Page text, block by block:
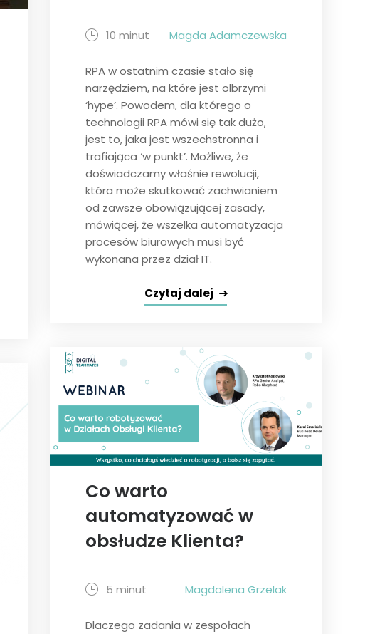
10 minut Magda Adamczewska
RPA w ostatnim czasie stało się
narzędziem, na które jest olbrzymi
‘hype’. Powodem, dla którego o
technologii RPA mówi się tak dużo,
jest to, jaka jest wszechstronna i
trafiająca ‘w punkt’. Możliwe, że
doświadczamy właśnie rewolucji,
która może skutkować zachwianiem
od zawsze obowiązującej zasady,
mówiącej, że wszelka automatyzacja
procesów biurowych musi być
wykonana przez dział IT.
Czytaj dalej
Co warto
automatyzować w
obsłudze Klienta?
5 minut Magdalena Grzelak
Dlaczego zadania w zespołach